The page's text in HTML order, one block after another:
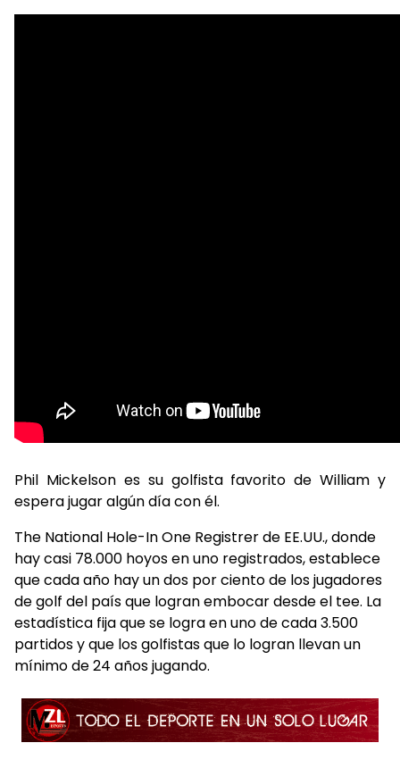
Phil Mickelson es su golfista favorito de William y
espera jugar algún día con él.
The National Hole-In One Registrer de EE.UU., donde
hay casi 78.000 hoyos en uno registrados, establece
que cada año hay un dos por ciento de los jugadores
de golf del país que logran embocar desde el tee. La
estadística fija que se logra en uno de cada 3.500
partidos y que los golfistas que lo logran llevan un
mínimo de 24 años jugando.